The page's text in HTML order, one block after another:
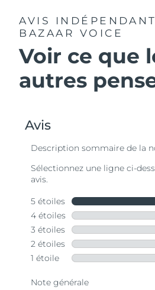
AVIS
BAZAAR VOICE
Voir ce que
autres